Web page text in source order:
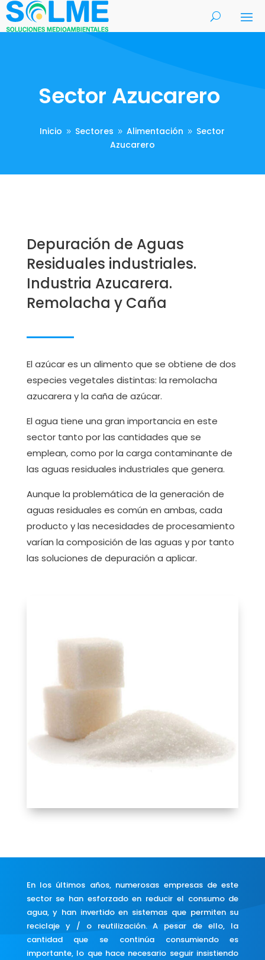
Sector Azucarero
Inicio 9 Sectores 9 Alimentación 9 Sector
Azucarero
Depuración de Aguas
Residuales industriales.
Industria Azucarera.
Remolacha y Caña
El azúcar es un alimento que se obtiene de dos
especies vegetales distintas: la remolacha
azucarera y la caña de azúcar.
El agua tiene una gran importancia en este
sector tanto por las cantidades que se
emplean, como por la carga contaminante de
las aguas residuales industriales que genera.
Aunque la problemática de la generación de
aguas residuales es común en ambas, cada
producto y las necesidades de procesamiento
varían la composición de las aguas y por tanto
las soluciones de depuración a aplicar.
En los últimos años, numerosas empresas de este
sector se han esforzado en reducir el consumo de
agua, y han invertido en sistemas que permiten su
reciclaje y / o reutilización. A pesar de ello, la
cantidad que se continúa consumiendo es
importante, lo que hace necesario seguir insistiendo